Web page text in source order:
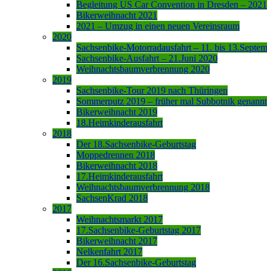
Begleitung US Car Convention in Dresden – 2021
Bikerweihnacht 2021
2021 – Umzug in einen neuen Vereinsraum
2020
Sachsenbike-Motorradausfahrt – 11. bis
Sachsenbike-Ausfahrt – 21.Juni 2020
Weihnachtsbaumverbrennung 2020
2019
Sachsenbike-Tour 2019 nach Thüringen
Sommerputz 2019 – früher mal Subbotnik genannt
Bikerweihnacht 2019
18.Heimkinderausfahrt
2018
Der 18.Sachsenbike-Geburtstag
Moppedrennen 2018
Bikerweihnacht 2018
17.Heimkinderausfahrt
Weihnachtsbaumverbrennung 2018
SachsenKrad 2018
2017
Weihnachtsmarkt 2017
17.Sachsenbike-Geburtstag 2017
Bikerweihnacht 2017
Nelkenfahrt 2017
Der 16.Sachsenbike-Geburtstag